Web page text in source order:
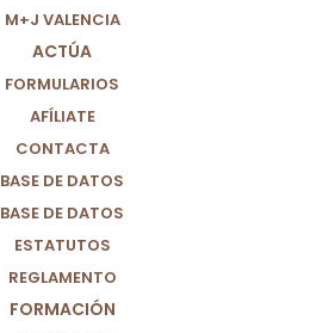
M+J VALENCIA
ACTÚA
FORMULARIOS
AFÍLIATE
CONTACTA
BASE DE DATOS
BASE DE DATOS
ESTATUTOS
REGLAMENTO
FORMACIÓN